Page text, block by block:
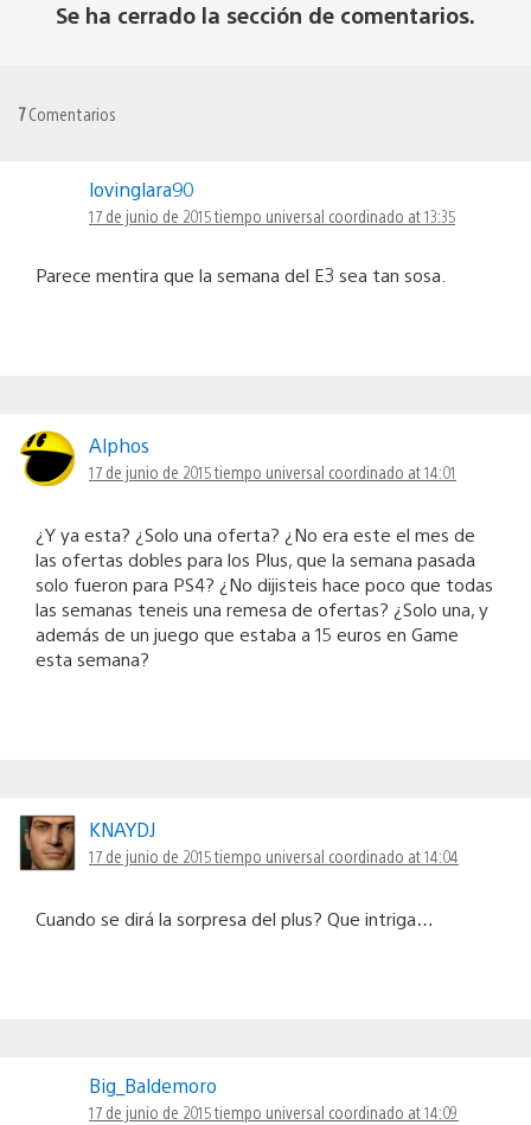
Se ha cerrado la sección de comentarios.
7Comentarios
lovinglara90
17 de junio de 2015 tiempo universal coordinado at 13:35
Parece mentira que la semana del E3 sea tan sosa.
Alphos
17 de junio de 2015 tiempo universal coordinado at 14:01
¿Y ya esta? ¿Solo una oferta? ¿No era este el mes de
las ofertas dobles para los Plus, que la semana pasada
solo fueron para PS4? ¿No dijisteis hace poco que todas
las semanas teneis una remesa de ofertas? ¿Solo una, y
además de un juego que estaba a 15 euros en Game
esta semana?
KNAYDJ
17 de junio de 2015 tiempo universal coordinado at 14:04
Cuando se dirá la sorpresa del plus? Que intriga…
Big_Baldemoro
17 de junio de 2015 tiempo universal coordinado at 14:09